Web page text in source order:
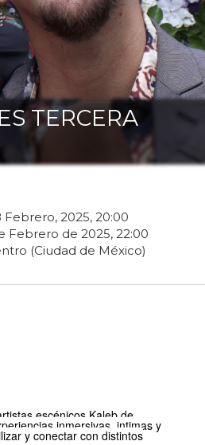
TERCERA
Febrero, 2025, 20:00
Febrero de 2025, 22:00
(Ciudad de México)
escénicos Kaleb de
inmersivas, intimas y
y conectar con distintos